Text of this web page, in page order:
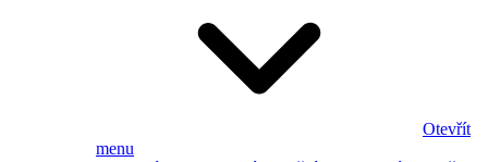
Otevřít
menu